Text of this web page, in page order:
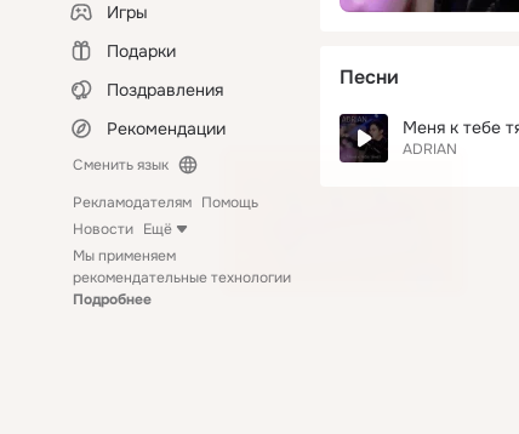
Игры
Подарки
Поздравления
Рекомендации
Сменить язык
Рекламодателям Помощь
Новости Ещё
Мы применяем
рекомендательные технологии
Подробнее
Песни
Меня к тебе
ADRIAN